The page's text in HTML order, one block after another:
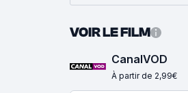
VOIR LE FILM
CanalVOD
À partir de 2,99€